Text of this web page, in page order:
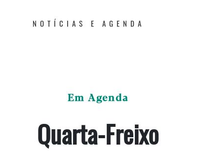
NOTÍCIAS E AGENDA
Em Agenda
Quarta-Freixo